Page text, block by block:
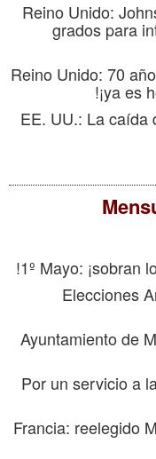
Reino Unido:
grados para
Reino Unido: 70
¡ya es
EE. UU.: La caída
Elecciones
Ayuntamiento de
¡Por un servicio a
Francia: reelegido